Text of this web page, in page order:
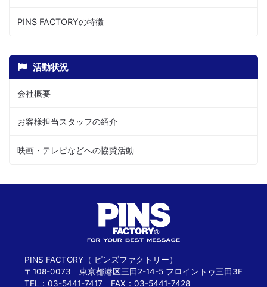
PINS FACTORYの特徴
活動状況
会社概要
お客様担当スタッフの紹介
映画・テレビなどへの協賛活動
PINS FACTORY（ ピンズファクトリー）
〒108-0073 東京都港区三田2-14-5 フロイントゥ三田3F
TEL：03-5441-7417 FAX：03-5441-7428